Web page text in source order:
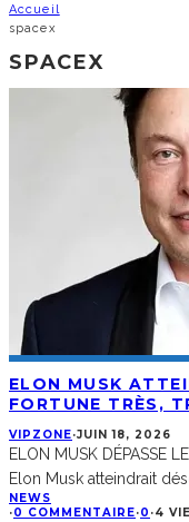
Accueil
spacex
SPACEX
ELON MUSK
FORTUNE TRÈS,
VIPZONE·JUIN 18, 2026
ELON MUSK DÉPASSE
Elon Musk atteindrait
NEWS
·0 COMMENTAIRE·0 ·4